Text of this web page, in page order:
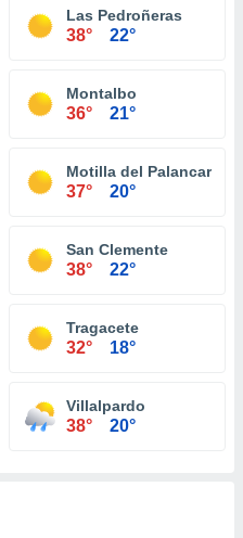
Las Pedroñeras
38° 22°
Montalbo
36° 21°
Motilla del Palancar
37° 20°
San Clemente
38° 22°
Tragacete
32° 18°
Villalpardo
38° 20°